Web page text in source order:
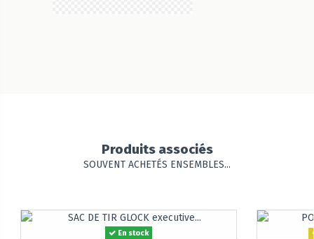
Produits associés
SOUVENT ACHETÉS ENSEMBLES...
En stock